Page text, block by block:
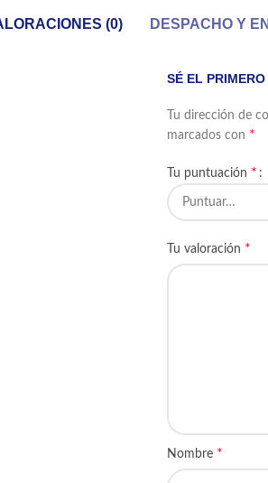
(0) DESPACHO Y
SÉ EL
Tu dirección de
marcados con *
Tu puntuación *
Tu valoración *
Nombre *